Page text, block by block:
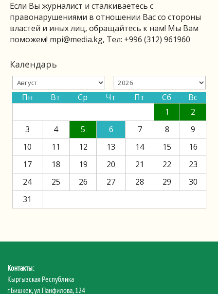
Если Вы журналист и сталкиваетесь с
правонарушениями в отношении Вас со стороны
властей и иных лиц, обращайтесь к нам! Мы Вам
поможем! mpi@media.kg, Тел: +996 (312) 961960
Календарь
Пн Вт Ср Чт Пт Сб
Вс
1
2
3
4 5 6 7 8
9
10
11 12 13 14 15
16
17
18 19 20 21 22
23
24
25 26 27 28 29
30
31
Контакты:
Кыргызская Республика
г.Бишкек, ул.Панфилова, 124